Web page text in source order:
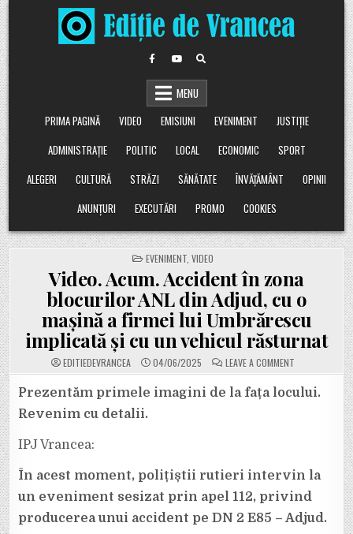
Skip
to
content
MENU
PRIMA PAGINĂ
VIDEO EMISIUNI EVENIMENT
JUSTIȚIE
ADMINISTRAȚIE
POLITIC LOCAL ECONOMIC
SPORT
ALEGERI
CULTURĂ STRĂZI SĂNĂTATE ÎNVĂȚĂMÂNT
OPINII
ANUNȚURI
EXECUTĂRI PROMO COOKIES
POSTED
IN
EVENIMENT, VIDEO
Video. Acum. Accident în zona
blocurilor ANL din Adjud, cu o
mașină a firmei lui Umbrărescu
implicată și cu un vehicul răsturnat
EDITIEDEVRANCEA 04/06/2025 LEAVE A COMMENTON
VIDEO.
ACCIDENT
ÎN
MAȘINĂ
FIRMEI
LUI
UMBRĂRESCU
IMPLICATĂ
Prezentăm primele imagini de la fața locului.
Revenim cu detalii.
IPJ Vrancea:
În acest moment, polițiștii rutieri intervin la
un eveniment sesizat prin apel 112, privind
producerea unui accident pe DN 2 E85 – Adjud.